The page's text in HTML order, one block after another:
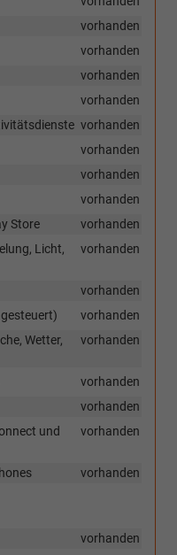
vorhanden
vorhanden
vorhanden
vorhanden
vorhanden
vorhanden
vorhanden
vorhanden
vorhanden
Store
vorhanden
Licht,
vorhanden
vorhanden
vorhanden
Wetter,
vorhanden
vorhanden
vorhanden
und
vorhanden
vorhanden